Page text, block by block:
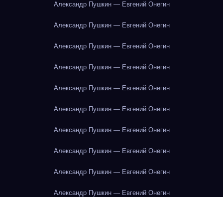
Александр Пушкин — Евгений Онегин
Александр Пушкин — Евгений Онегин
Александр Пушкин — Евгений Онегин
Александр Пушкин — Евгений Онегин
Александр Пушкин — Евгений Онегин
Александр Пушкин — Евгений Онегин
Александр Пушкин — Евгений Онегин
Александр Пушкин — Евгений Онегин
Александр Пушкин — Евгений Онегин
Александр Пушкин — Евгений Онегин